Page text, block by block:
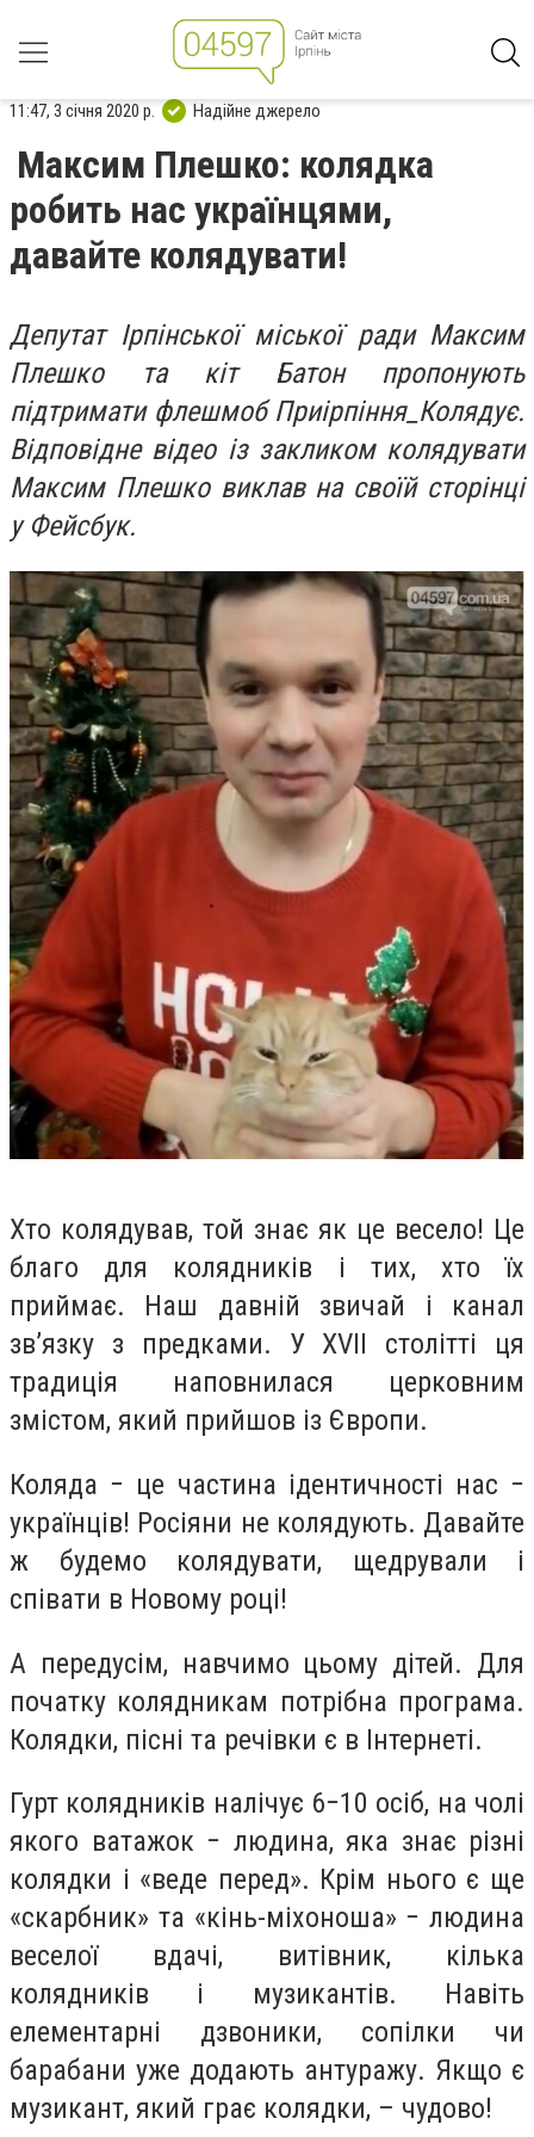
11:47, 3 січня 2020 р. Надійне джерело
Максим Плешко: колядка
робить нас українцями,
давайте колядувати!
Депутат Ірпінської міської ради Максим
Плешко та кіт Батон пропонують
підтримати флешмоб Приірпіння_Колядує.
Відповідне відео із закликом колядувати
Максим Плешко виклав на своїй сторінці
у Фейсбук.
Хто колядував, той знає як це весело! Це
благо для колядників і тих, хто їх
приймає. Наш давній звичай і канал
зв’язку з предками. У XVII столітті ця
традиція наповнилася церковним
змістом, який прийшов із Європи.
Коляда − це частина ідентичності нас −
українців! Росіяни не колядують. Давайте
ж будемо колядувати, щедрували і
співати в Новому році!
А передусім, навчимо цьому дітей. Для
початку колядникам потрібна програма.
Колядки, пісні та речівки є в Інтернеті.
Гурт колядників налічує 6−10 осіб, на чолі
якого ватажок − людина, яка знає різні
колядки і «веде перед». Крім нього є ще
«скарбник» та «кінь-міхоноша» − людина
веселої вдачі, витівник, кілька
колядників і музикантів. Навіть
елементарні дзвоники, сопілки чи
барабани уже додають антуражу. Якщо є
музикант, який грає колядки, – чудово!